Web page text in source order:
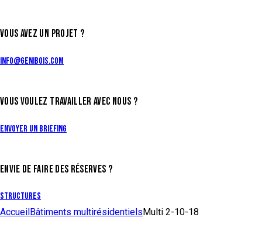
VOUS AVEZ UN PROJET ?
info@genibois.com
VOUS VOULEZ TRAVAILLER AVEC NOUS ?
Envoyer un briefing
ENVIE DE FAIRE DES RÉSERVES ?
Structures
Accueil Bâtiments multirésidentiels Multi 2-10-18